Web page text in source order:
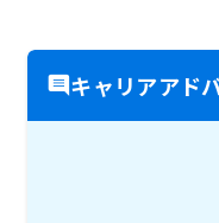
キャリアアド